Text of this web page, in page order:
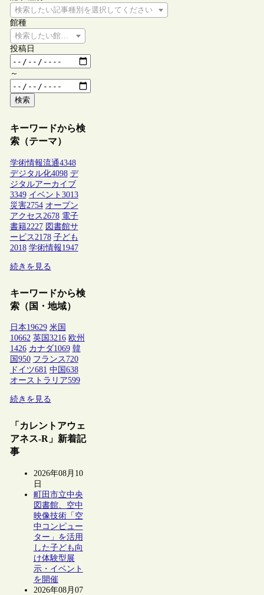
検索したい記事種別を選択してください
館種
検索したい館種を選択してください
投稿日
～
検索
キーワードから検
索（テーマ）
学術情報流通4348
デジタル化4098 デ
ジタルアーカイブ
3349 イベント 3013
災害2754 オープン
アクセス 2678 電子
書籍2227 図書館サ
ービス 2178 子ども
2018 学術情報1947
続きを見る
キーワードから検
索（国・地域）
日本19629 米国
10662 英国 3216 欧州
1426 カナダ1069 韓
国 950 フランス 720
ドイツ681 中国 638
オーストラリア599
続きを見る
「カレントアウェ
アネス-R」新着記
事
2026年08月10
日
町田市立中央
図書館、空中
映像技術「空
中コンピュー
ター」を活用
した子ども向
け体験型展
示・イベント
を開催
2026年08月07